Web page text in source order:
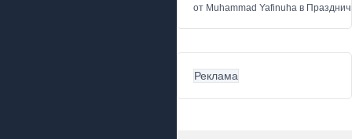
от Muhammad Yafinuha в
Реклама